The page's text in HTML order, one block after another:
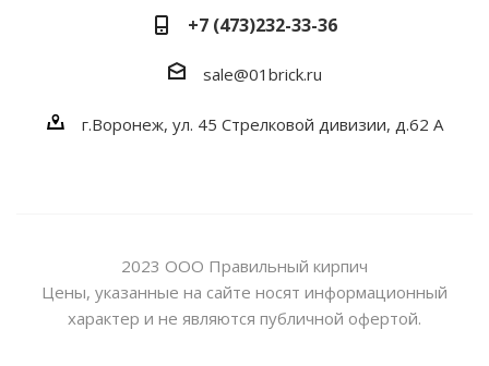
+7 (473)232-33-36
sale@01brick.ru
г.Воронеж, ул. 45 Стрелковой дивизии, д.62 А
2023 ООО Правильный кирпич
Цены, указанные на сайте носят информационный
характер и не являются публичной офертой.